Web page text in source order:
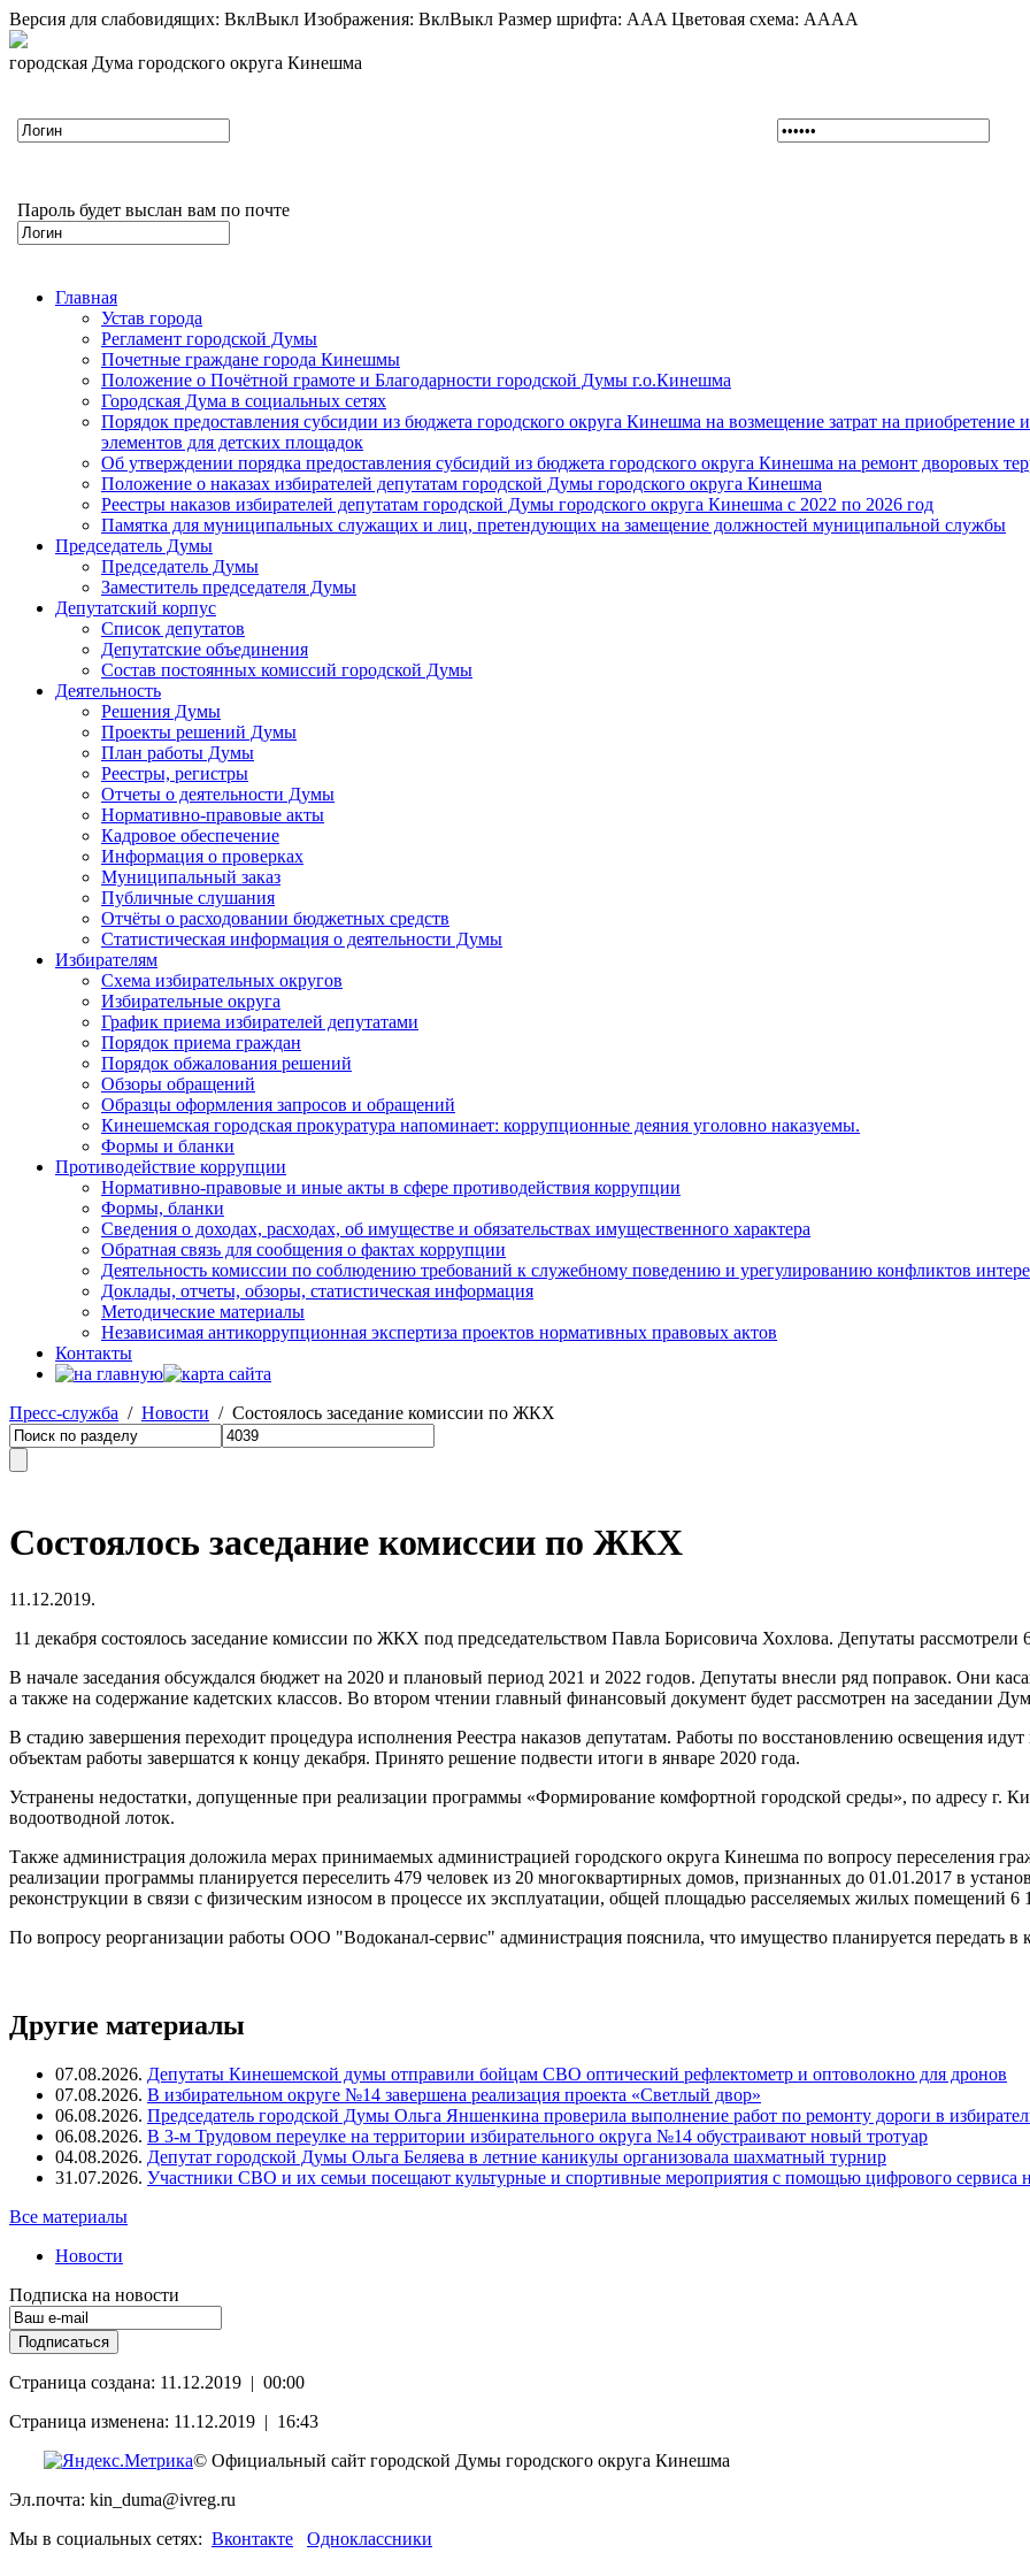
Версия для слабовидящих: ВклВыкл Изображения: ВклВыкл Размер шрифта: AAA Цветовая схема: AAAA
городская Дума городского округа Кинешма
Пароль будет выслан вам по почте
Главная
Устав города
Регламент городской Думы
Почетные граждане города Кинешмы
Положение о Почётной грамоте и Благодарности городской Думы г.о.Кинешма
Городская Дума в социальных сетях
Порядок предоставления субсидии из бюджета городского округа Кинешма на возмещение затрат на
элементов для детских площадок
Об утверждении порядка предоставления субсидий из бюджета городского округа Кинешма на ремонт дворовых
Положение о наказах избирателей депутатам городской Думы городского округа Кинешма
Реестры наказов избирателей депутатам городской Думы городского округа Кинешма с 2022 по 2026 год
Памятка для муниципальных служащих и лиц, претендующих на замещение должностей муниципальной службы
Председатель Думы
Председатель Думы
Заместитель председателя Думы
Депутатский корпус
Список депутатов
Депутатские объединения
Состав постоянных комиссий городской Думы
Деятельность
Решения Думы
Проекты решений Думы
План работы Думы
Реестры, регистры
Отчеты о деятельности Думы
Нормативно-правовые акты
Кадровое обеспечение
Информация о проверках
Муниципальный заказ
Публичные слушания
Отчёты о расходовании бюджетных средств
Статистическая информация о деятельности Думы
Избирателям
Схема избирательных округов
Избирательные округа
График приема избирателей депутатами
Порядок приема граждан
Порядок обжалования решений
Обзоры обращений
Образцы оформления запросов и обращений
Кинешемская городская прокуратура напоминает: коррупционные деяния уголовно наказуемы.
Формы и бланки
Противодействие коррупции
Нормативно-правовые и иные акты в сфере противодействия коррупции
Формы, бланки
Сведения о доходах, расходах, об имуществе и обязательствах имущественного характера
Обратная связь для сообщения о фактах коррупции
Деятельность комиссии по соблюдению требований к служебному поведению и урегулированию конфликтов
Доклады, отчеты, обзоры, статистическая информация
Методические материалы
Независимая антикоррупционная экспертиза проектов нормативных правовых актов
Контакты
Пресс-служба / Новости / Состоялось заседание комиссии по ЖКХ
Состоялось заседание комиссии по ЖКХ
11.12.2019.
11 декабря состоялось заседание комиссии по ЖКХ под председательством Павла Борисовича Хохлова. Депутаты рассмотрели
В начале заседания обсуждался бюджет на 2020 и плановый период 2021 и 2022 годов. Депутаты внесли ряд поправок. Они
а также на содержание кадетских классов. Во втором чтении главный финансовый документ будет рассмотрен на заседании
В стадию завершения переходит процедура исполнения Реестра наказов депутатам. Работы по восстановлению освещения
объектам работы завершатся к концу декабря. Принято решение подвести итоги в январе 2020 года.
Устранены недостатки, допущенные при реализации программы «Формирование комфортной городской среды», по адресу г.
водоотводной лоток.
Также администрация доложила мерах принимаемых администрацией городского округа Кинешма по вопросу переселения
реализации программы планируется переселить 479 человек из 20 многоквартирных домов, признанных до 01.01.2017 в
реконструкции в связи с физическим износом в процессе их эксплуатации, общей площадью расселяемых жилых помещений
По вопросу реорганизации работы ООО "Водоканал-сервис" администрация пояснила, что имущество планируется передать в
Другие материалы
07.08.2026. Депутаты Кинешемской думы отправили бойцам СВО оптический рефлектометр и оптоволокно для дронов
07.08.2026. В избирательном округе №14 завершена реализация проекта «Светлый двор»
06.08.2026. Председатель городской Думы Ольга Яншенкина проверила выполнение работ по ремонту дороги в
06.08.2026. В 3-м Трудовом переулке на территории избирательного округа №14 обустраивают новый тротуар
04.08.2026. Депутат городской Думы Ольга Беляева в летние каникулы организовала шахматный турнир
31.07.2026. Участники СВО и их семьи посещают культурные и спортивные мероприятия с помощью цифрового сервиса
Все материалы
Новости
Подписка на новости
Страница создана: 11.12.2019 | 00:00
Страница изменена: 11.12.2019 | 16:43
© Официальный сайт городской Думы городского округа Кинешма
Эл.почта: kin_duma@ivreg.ru
Мы в социальных сетях: Вконтакте Одноклассники